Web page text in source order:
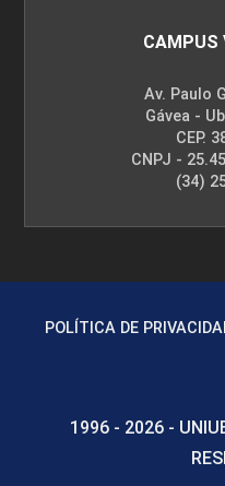
CAMPUS
Av. Paulo
Gávea -
CEP.
CNPJ -
(34)
POLÍTICA DE
1996 - 2026 -